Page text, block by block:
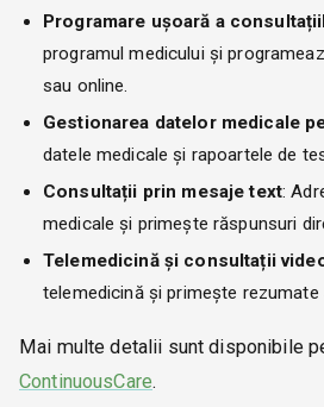
Programare ușoară a
programul medicului și
sau online.
Gestionarea datelor medicale
datele medicale și rapoartele de
Consultații prin mesaje text:
medicale și primește răspunsuri
Telemedicină și consultații
telemedicină și primește rezumate
Mai multe detalii sunt disponibile
ContinuousCare.